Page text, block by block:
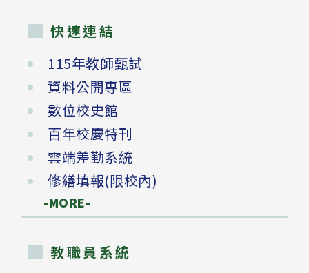
快速連結
115年教師甄試
資料公開專區
數位校史館
百年校慶特刊
雲端差勤系統
修繕填報(限校內)
-MORE-
教職員系統